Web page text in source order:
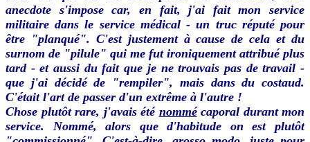
anecdote s'impose car, en fait, j'ai fait mon service
militaire dans le service médical - un truc réputé pour
être "planqué". C'est justement à cause de cela et du
surnom de "pilule" qui me fut ironiquement attribué plus
tard - et aussi du fait que je ne trouvais pas de travail -
que j'ai décidé de "rempiler", mais dans du costaud.
C'était l'art de passer d'un extrême à l'autre !
Chose plutôt rare, j'avais été nommécaporal durant mon
service. Nommé, alors que d'habitude on est plutôt